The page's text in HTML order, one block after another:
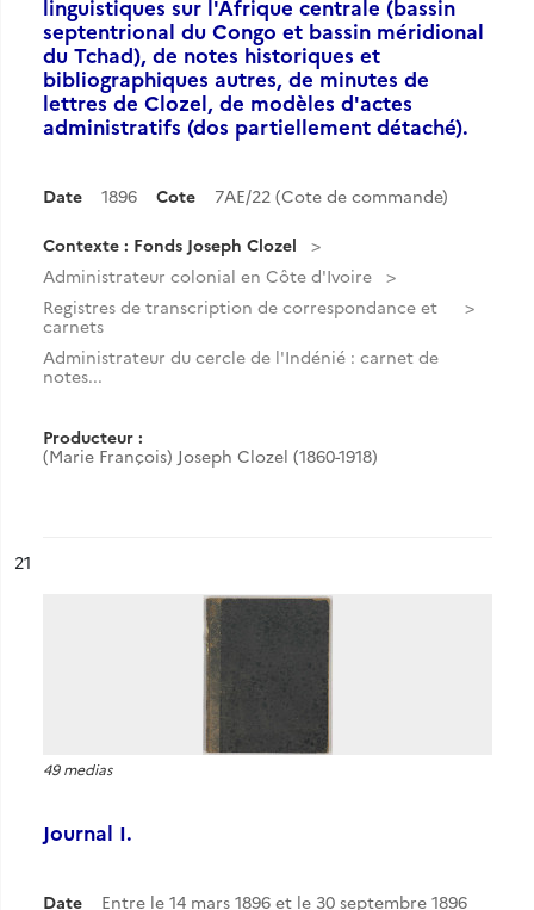
linguistiques sur l'Afrique centrale (bassin
septentrional du Congo et bassin méridional
du Tchad), de notes historiques et
bibliographiques autres, de minutes de
lettres de Clozel, de modèles d'actes
administratifs (dos partiellement détaché).
Date 1896 Cote 7AE/22 (Cote de commande)
Contexte : Fonds Joseph Clozel
Administrateur colonial en Côte d'Ivoire
Registres de transcription de correspondance et
carnets
Administrateur du cercle de l'Indénié : carnet de
notes...
Producteur :
(Marie François) Joseph Clozel (1860-1918)
n°
21
49 medias
Journal I.
Date
Entre le 14 mars 1896 et le 30 septembre 1896